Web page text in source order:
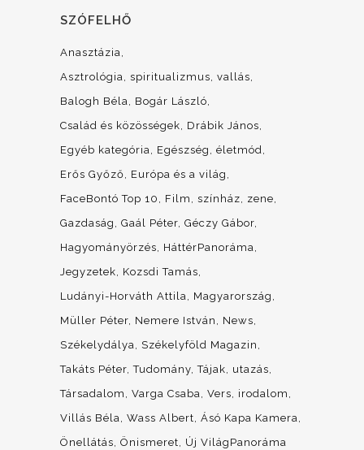
SZÓFELHŐ
Anasztázia
Asztrológia, spiritualizmus, vallás
Balogh Béla
Bogár László
Család és közösségek
Drábik János
Egyéb kategória
Egészség, életmód
Erős Győző
Európa és a világ
FaceBontó Top 10
Film, színház, zene
Gazdaság
Gaál Péter Géczy Gábor
Hagyományörzés
HáttérPanoráma
Jegyzetek
Kozsdi Tamás
Ludányi-Horváth Attila
Magyarország
Müller Péter Nemere István
News
Székelydálya
Székelyföld Magazin
Takáts Péter Tudomány Tájak, utazás
Társadalom
Varga Csaba
Vers, irodalom
Villás Béla
Wass Albert Ásó Kapa Kamera
Önellátás Önismeret Új VilágPanoráma